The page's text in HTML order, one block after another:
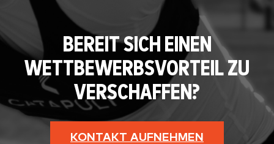
BEREIT SICH EINEN
WETTBEWERBSVORTEIL ZU
VERSCHAFFEN?
KONTAKT AUFNEHMEN